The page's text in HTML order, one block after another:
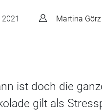
Martina Görz
ist doch die
gilt als